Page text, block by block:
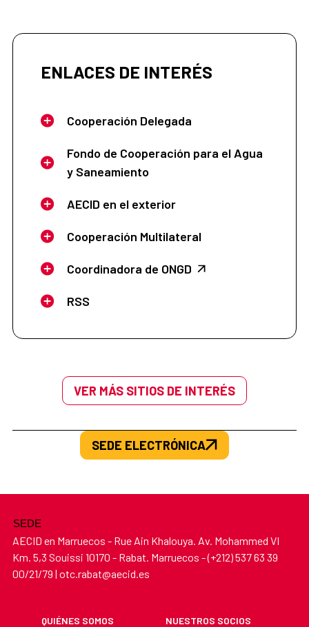
ENLACES DE INTERÉS
Cooperación Delegada
Fondo de Cooperación para el Agua
y Saneamiento
AECID en el exterior
Cooperación Multilateral
Coordinadora de ONGD
RSS
VER MÁS SITIOS DE INTERÉS
SEDE ELECTRÓNICA
SEDE
AECID en Marruecos - Rue Ain Khalouya. Av. Mohammed VI
Km. 5,3 Souissi 10170 - Rabat. Marruecos - (+212) 537 63 39
00/21/79 | otc.rabat@aecid.es
QUIÉNES SOMOS NUESTROS SOCIOS